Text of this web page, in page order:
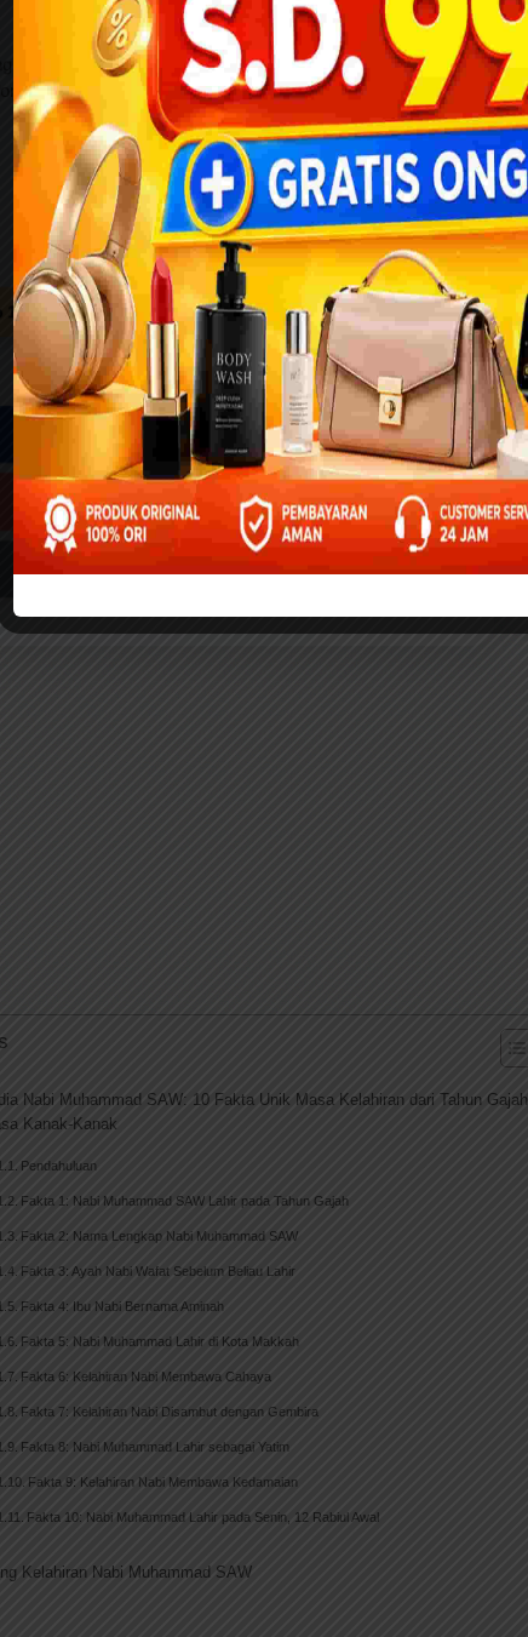
Gerakan Indonesia Pintar
Gerakan Indonesia Pintar untuk membantu jutaan anak
mendapatkan akses bacaan gratis berkualitas.
Sekali Bulanan
10.000 Rp 25.000 Rp 50.000 Rp 100.000
Donasi via PayPal
Donasi via Kitabisa
Donasi via Rek. Bank
Nabi Muhammad SAW: 10 Fakta Unik Masa Kelahiran dari Tahun Gajah
Kanak-Kanak
Pendahuluan
Fakta 1: Nabi Muhammad SAW Lahir pada Tahun Gajah
Fakta 2: Nama Lengkap Nabi Muhammad SAW
Fakta 3: Ayah Nabi Wafat Sebelum Beliau Lahir
Fakta 4: Ibu Nabi Bernama Aminah
Fakta 5: Nabi Muhammad Lahir di Kota Makkah
Fakta 6: Kelahiran Nabi Membawa Cahaya
Fakta 7: Kelahiran Nabi Disambut dengan Gembira
Fakta 8: Nabi Muhammad Lahir sebagai Yatim
Fakta 9: Kelahiran Nabi Membawa Kedamaian
Fakta 10: Nabi Muhammad Lahir pada Senin, 12 Rabiul Awal
Kelahiran Nabi Muhammad SAW